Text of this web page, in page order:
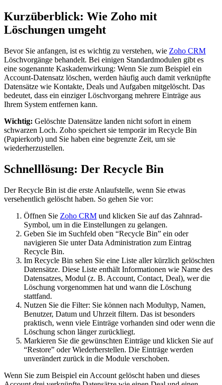
Kurzüberblick: Wie Zoho mit
Löschungen umgeht
Bevor Sie anfangen, ist es wichtig zu verstehen, wie Zoho CRM
Löschvorgänge behandelt. Bei einigen Standardmodulen gibt es
eine sogenannte Kaskadenwirkung: Wenn Sie zum Beispiel ein
Account-Datensatz löschen, werden häufig auch damit verknüpfte
Datensätze wie Kontakte, Deals und Aufgaben mitgelöscht. Das
bedeutet, dass ein einziger Löschvorgang mehrere Einträge aus
Ihrem System entfernen kann.
Wichtig: Gelöschte Datensätze landen nicht sofort in einem
schwarzen Loch. Zoho speichert sie temporär im Recycle Bin
(Papierkorb) und Sie haben eine begrenzte Zeit, um sie
wiederherzustellen.
Schnelllösung: Der Recycle Bin
Der Recycle Bin ist die erste Anlaufstelle, wenn Sie etwas
versehentlich gelöscht haben. So gehen Sie vor:
Öffnen Sie Zoho CRM und klicken Sie auf das Zahnrad-
Symbol, um in die Einstellungen zu gelangen.
Geben Sie im Suchfeld oben “Recycle Bin” ein oder
navigieren Sie unter Data Administration zum Eintrag
Recycle Bin.
Im Recycle Bin sehen Sie eine Liste aller kürzlich gelöschten
Datensätze. Diese Liste enthält Informationen wie Name des
Datensatzes, Modul (z. B. Account, Contact, Deal), wer die
Löschung vorgenommen hat und wann die Löschung
stattfand.
Nutzen Sie die Filter: Sie können nach Modultyp, Namen,
Benutzer, Datum und Uhrzeit filtern. Das ist besonders
praktisch, wenn viele Einträge vorhanden sind oder wenn die
Löschung schon länger zurückliegt.
Markieren Sie die gewünschten Einträge und klicken Sie auf
“Restore” oder Wiederherstellen. Die Einträge werden
unverändert zurück in die Module verschoben.
Wenn Sie zum Beispiel ein Account gelöscht haben und dieses